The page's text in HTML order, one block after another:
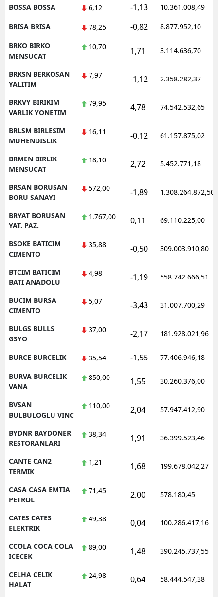
BOSSA BOSSA 6,12 -1,13 10.361.008,49
BRISA BRISA 78,25 -0,82 8.877.952,10
BRKO BIRKO
MENSUCAT
10,70 1,71 3.114.636,70
BRKSN BERKOSAN
YALITIM
7,97 -1,12 2.358.282,37
BRKVY BIRIKIM
VARLIK YONETIM
79,95 4,78 74.542.532,65
BRLSM BIRLESIM
MUHENDISLIK
16,11 -0,12 61.157.875,02
BRMEN BIRLIK
MENSUCAT
18,10 2,72 5.452.771,18
BRSAN BORUSAN
BORU SANAYI
572,00 -1,89 1.308.264.872,50
BRYAT BORUSAN
YAT. PAZ.
1.767,00 0,11 69.110.225,00
BSOKE BATICIM
CIMENTO
35,88 -0,50 309.003.910,80
BTCIM BATICIM
BATI ANADOLU
4,98 -1,19 558.742.666,51
BUCIM BURSA
CIMENTO
5,07 -3,43 31.007.700,29
BULGS BULLS
GSYO
37,00 -2,17 181.928.021,96
BURCE BURCELIK 35,54 -1,55 77.406.946,18
BURVA BURCELIK
VANA
850,00 1,55 30.260.376,00
BVSAN
BULBULOGLU VINC
110,00 2,04 57.947.412,90
BYDNR BAYDONER
RESTORANLARI
38,34 1,91 36.399.523,46
CANTE CAN2
TERMIK
1,21 1,68 199.678.042,27
CASA CASA EMTIA
PETROL
71,45 2,00 578.180,45
CATES CATES
ELEKTRIK
49,38 0,04 100.286.417,16
CCOLA COCA COLA
ICECEK
89,00 1,48 390.245.737,55
CELHA CELIK
HALAT
24,98 0,64 58.444.547,38